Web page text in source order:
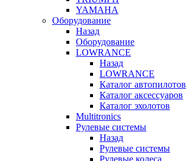
YAMAHA
Оборудование
Назад
Оборудование
LOWRANCE
Назад
LOWRANCE
Каталог автопилотов
Каталог аксессуаров
Каталог эхолотов
Multitronics
Рулевые системы
Назад
Рулевые системы
Рулевые колеса